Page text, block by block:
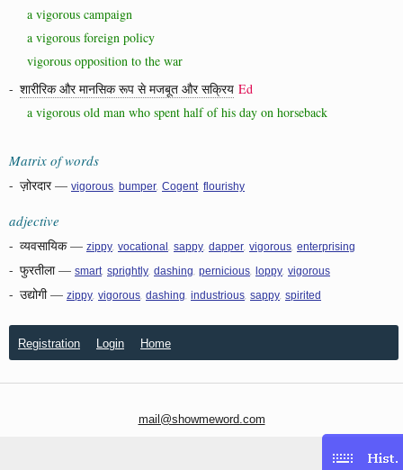
a vigorous campaign
a vigorous foreign policy
vigorous opposition to the war
- शारीरिक और मानसिक रूप से मजबूत और सक्रिय Ed
a vigorous old man who spent half of his day on horseback
Matrix of words
- ज़ोरदार— vigorous bumper Cogent flourishy
adjective
- व्यवसायिक— zippy vocational sappy dapper vigorous enterprising
- फुरतीला— smart sprightly dashing pernicious loppy vigorous
- उद्योगी— zippy vigorous dashing industrious sappy spirited
Registration Login Home
mail@showmeword.com